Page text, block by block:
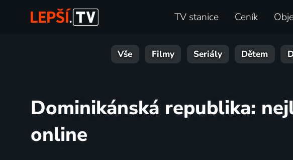
TV stanice Ceník
Vše Filmy Seriály Dětem
Dominikánská republika:
online